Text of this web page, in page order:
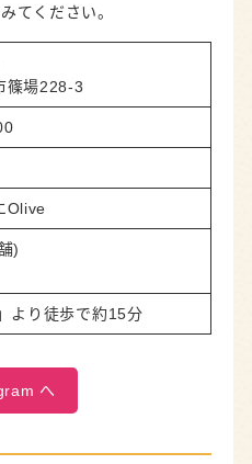
てください。
篠場228-3
Olive
)
より徒歩で約15分
へ